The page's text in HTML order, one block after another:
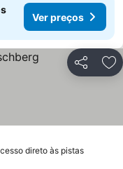
Ver preços
Partilhar
direto às pistas